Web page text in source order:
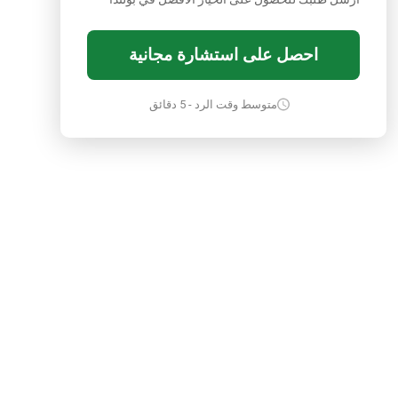
احصل على استشارة مجانية
متوسط وقت الرد - 5 دقائق